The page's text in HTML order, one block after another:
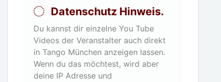
Datenschutz Hinweis.
Du kannst dir einzelne You Tube
Videos der Veranstalter auch direkt
in Tango München anzeigen lassen.
Wenn du das möchtest, wird aber
deine IP Adresse und